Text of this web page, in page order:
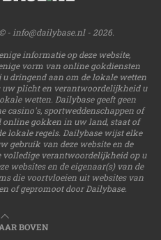
- info@dailybase.nl- 2026.
informatie op deze website,
vorm van online gokdiensten
dringend aan om de lokale wetten
uw plicht en verantwoordelijkheid u
wetten. Dailybase geeft geen
casino's, sportweddenschappen of
online gokken in uw land, staat of
lokale regels. Dailybase wijst elke
gebruik van deze website en de
volledige verantwoordelijkheid op u
websites en de eigenaar(s) van de
die voortvloeien uit websites van
of gepromoot door Dailybase.
BOVEN